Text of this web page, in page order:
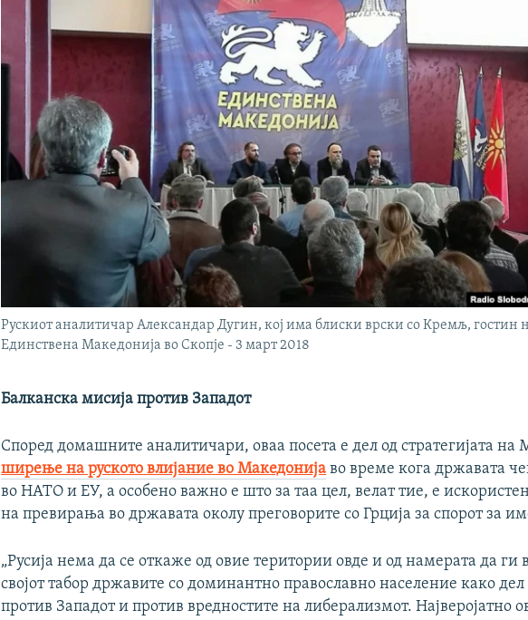
Рускиот аналитичар Александар Дугин, кој има блиски врски со Кремљ, гостин
Единствена Македонија во Скопје - 3 март 2018
Балканска мисија против Западот
Според домашните аналитичари, оваа посета е дел од стратегијата на
ширење на руското влијание во Македонија во време кога државата
во НАТО и ЕУ, а особено важно е што за таа цел, велат тие, е
на превирања во државата околу преговорите со Грција за спорот за
„Русија нема да се откаже од овие територии овде и од намерата да ги
својот табор државите со доминантно православно население како дел
против Западот и против вредностите на либерализмот. Најверојатно